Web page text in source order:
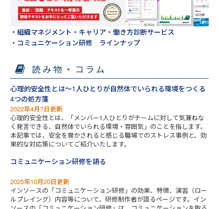
・組織マネジメント・キャリア・働き方診断サービス
・コミュニケーション研修 ラインナップ
読み物・コラム
心理的安全性とは～1人ひとりが自然体でいられる環境をつくる
4つの処方箋
2022年4月7日更新
心理的安全性とは、「メンバー1人ひとりがチームに対して気兼ねな
く発言できる、自然体でいられる環境・雰囲気」のことを指します。
本記事では、安全を脅かされると感じる職場でのストレス事例と、効
果的な対応策についてご紹介いたします。
コミュニケーション研修を語る
2025年10月20日更新
インソースの「コミュニケーション研修」の効果、特徴、演習（ロー
ルプレイング）内容等について、研修制作者が語るページです。イン